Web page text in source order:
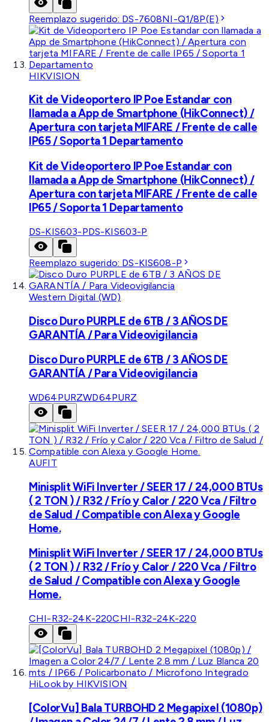
Reemplazo sugerido: DS-7608NI-Q1/8P(E)
HIKVISION
Kit de Videoportero IP Poe Estandar con
llamada a App de Smartphone (HikConnect) /
Apertura con tarjeta MIFARE / Frente de calle
IP65 / Soporta 1 Departamento
Kit de Videoportero IP Poe Estandar con
llamada a App de Smartphone (HikConnect) /
Apertura con tarjeta MIFARE / Frente de calle
IP65 / Soporta 1 Departamento
DS-KIS603-PDS-KIS603-P
Reemplazo sugerido: DS-KIS608-P
Western Digital (WD)
Disco Duro PURPLE de 6TB / 3 AÑOS DE
GARANTÍA / Para Videovigilancia
Disco Duro PURPLE de 6TB / 3 AÑOS DE
GARANTÍA / Para Videovigilancia
WD64PURZWD64PURZ
AUFIT
Minisplit WiFi Inverter / SEER 17 / 24,000 BTUs
( 2 TON ) / R32 / Frío y Calor / 220 Vca / Filtro
de Salud / Compatible con Alexa y Google
Home.
Minisplit WiFi Inverter / SEER 17 / 24,000 BTUs
( 2 TON ) / R32 / Frío y Calor / 220 Vca / Filtro
de Salud / Compatible con Alexa y Google
Home.
CHI-R32-24K-220CHI-R32-24K-220
HiLook by HIKVISION
[ColorVu] Bala TURBOHD 2 Megapixel (1080p)